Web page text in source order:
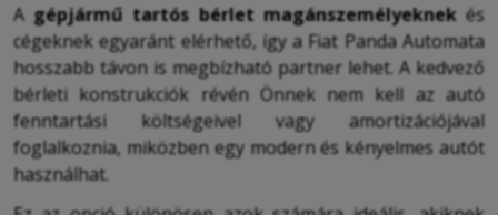
A gépjármű tartós bérlet magánszemélyeknekés
cégeknek egyaránt elérhető, így a Fiat Panda Automata
hosszabb távon is megbízható partner lehet. A kedvező
bérleti konstrukciók révén Önnek nem kell az autó
fenntartási költségeivel vagy amortizációjával
foglalkoznia, miközben egy modern és kényelmes autót
használhat.